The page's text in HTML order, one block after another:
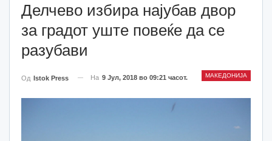
Делчево избира најубав двор
за градот уште повеќе да се
разубави
МАКЕДОНИЈА
Од Istok Press На 9 Јул, 2018 во 09:21 часот.